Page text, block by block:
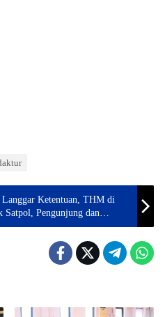
Ketentuan, THM di
Satpol, Pengunjung dan